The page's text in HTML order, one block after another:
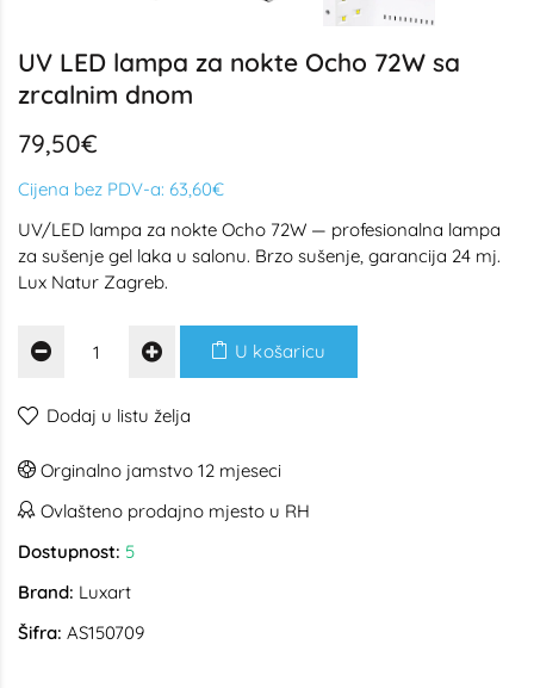
UV LED lampa za nokte Ocho 72W sa
zrcalnim dnom
79,50€
Cijena bez PDV-a: 63,60€
UV/LED lampa za nokte Ocho 72W — profesionalna lampa
za sušenje gel laka u salonu. Brzo sušenje, garancija 24 mj.
Lux Natur Zagreb.
U košaricu
Dodaj u listu želja
Orginalno jamstvo 12 mjeseci
Ovlašteno prodajno mjesto u RH
Dostupnost: 5
Brand: Luxart
Šifra: AS150709